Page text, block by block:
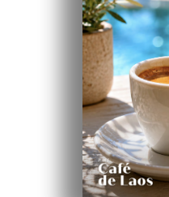
BOLSA DE TRABAJO
CONTACTO